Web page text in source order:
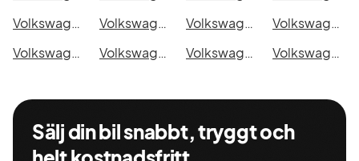
Volkswagen ID.3 Pro Edition i Nyköping
Volkswagen ID.3 Pro Edition i Oskarshamn Volkswagen ID.3 Pro Edition i Sigtuna
Volkswagen ID.3 Pro Edition i Skellefteå
Volkswagen ID.3 Pro Edition i Skövde
Volkswagen ID.3 Pro Edition i Trollhättan Volkswagen ID.3 Pro Edition i Alingsås Volkswagen ID.3 Pro Edition i Båstad
Sälj din bil snabbt, tryggt och